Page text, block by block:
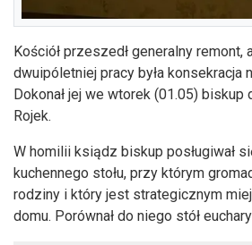
Kościół przeszedł generalny
dwuipóletniej pracy była konsekracja
Dokonał jej we wtorek (01.05) biskup
Rojek.
W homilii ksiądz biskup posługiwał
kuchennego stołu, przy którym
rodziny i który jest strategicznym
domu. Porównał do niego stół